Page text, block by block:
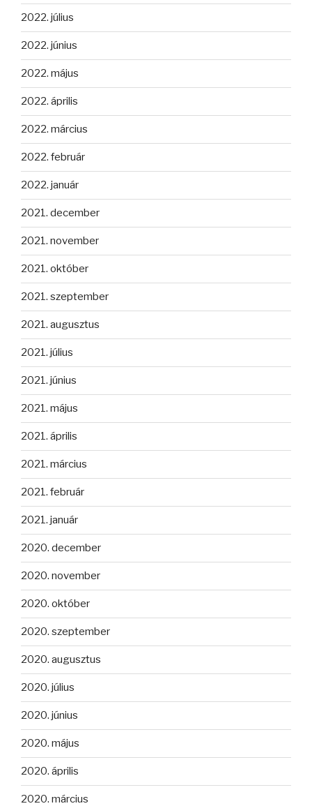
2022. július
2022. június
2022. május
2022. április
2022. március
2022. február
2022. január
2021. december
2021. november
2021. október
2021. szeptember
2021. augusztus
2021. július
2021. június
2021. május
2021. április
2021. március
2021. február
2021. január
2020. december
2020. november
2020. október
2020. szeptember
2020. augusztus
2020. július
2020. június
2020. május
2020. április
2020. március